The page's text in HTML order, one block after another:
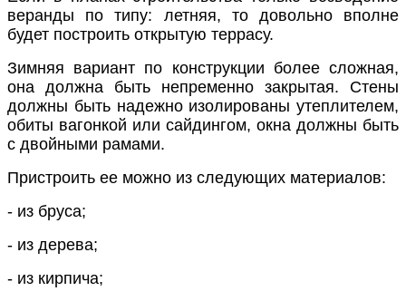
веранды по типу: летняя, то довольно вполне
будет построить открытую террасу.
Зимняя вариант по конструкции более сложная,
она должна быть непременно закрытая. Стены
должны быть надежно изолированы утеплителем,
обиты вагонкой или сайдингом, окна должны быть
с двойными рамами.
Пристроить ее можно из следующих материалов:
- из бруса;
- из дерева;
- из кирпича;